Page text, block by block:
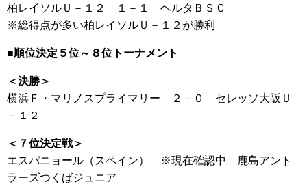
柏レイソルＵ－１２ １－１ ヘルタＢＳＣ
※総得点が多い柏レイソルＵ－１２が勝利
■順位決定５位～８位トーナメント
＜決勝＞
横浜Ｆ・マリノスプライマリー ２－０ セレッソ大阪Ｕ
－１２
＜７位決定戦＞
エスパニョール（スペイン） ※現在確認中 鹿島アント
ラーズつくばジュニア